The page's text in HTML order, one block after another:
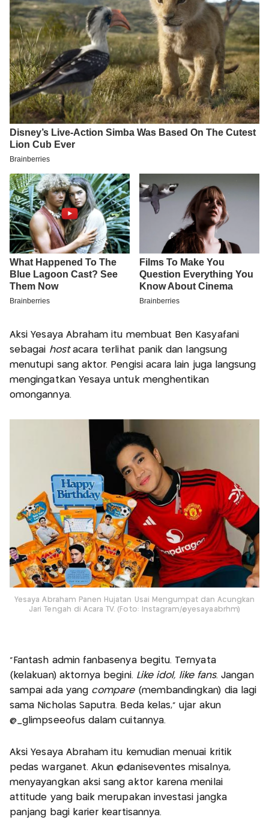
Aksi Yesaya Abraham itu membuat Ben Kasyafani
sebagai hostacara terlihat panik dan langsung
menutupi sang aktor. Pengisi acara lain juga langsung
mengingatkan Yesaya untuk menghentikan
omongannya.
Yesaya Abraham Panen Hujatan Usai Mengumpat dan Acungkan
Jari Tengah di Acara TV. (Foto: Instagram/@yesayaabrhm)
“Fantash admin fanbasenya begitu. Ternyata
(kelakuan) aktornya begini. Like idol, like fans. Jangan
sampai ada yang compare(membandingkan) dia lagi
sama Nicholas Saputra. Beda kelas,” ujar akun
@_glimpseeofus dalam cuitannya.
Aksi Yesaya Abraham itu kemudian menuai kritik
pedas warganet. Akun @daniseventes misalnya,
menyayangkan aksi sang aktor karena menilai
attitude yang baik merupakan investasi jangka
panjang bagi karier keartisannya.